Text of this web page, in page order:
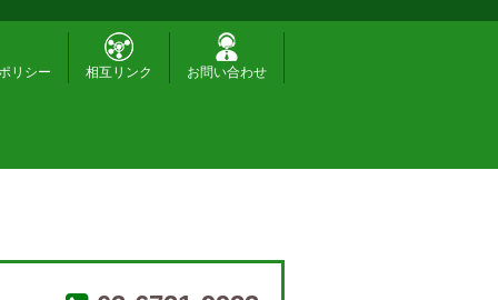
リシー 相互リンク お問い合わせ